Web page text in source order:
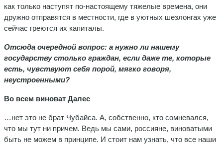
как только наступят по-настоящему тяжелые времена, они
дружно отправятся в местности, где в уютных шезлонгах уже
сейчас греются их капиталы.
Отсюда очередной вопрос: а нужно ли нашему
государству столько граждан, если даже те, которые
есть, чувствуют себя порой, мягко говоря,
неустроенными?
Во всем виноват Далес
…нет это не брат Чубайса. А, собственно, кто сомневался,
что мы тут ни причем. Ведь мы сами, россияне, виноватыми
быть не можем в принципе. И стоит нам узнать, что все наши